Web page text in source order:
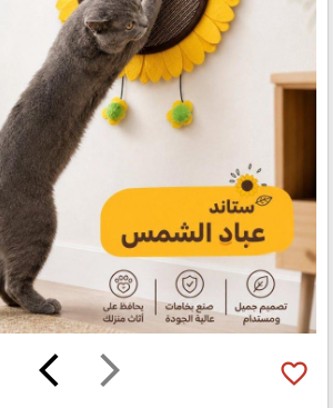
arrow_forward_ios
arrow_back_ios favorite_border